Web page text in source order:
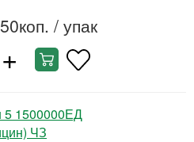
/ упак
+
5 1500000ЕД
ЧЗ